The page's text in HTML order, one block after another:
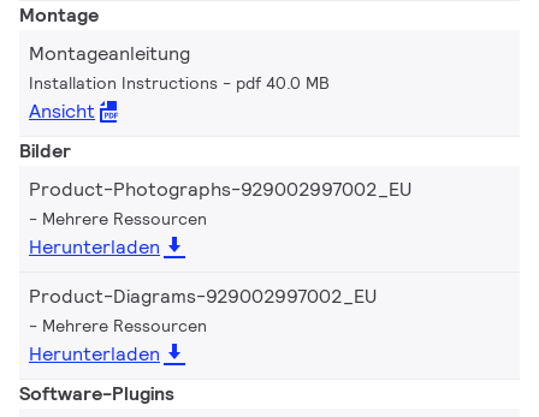
Montage
Montageanleitung
Installation Instructions pdf 40.0 MB
Ansicht
Bilder
Product-Photographs-929002997002_EU
Mehrere Ressourcen
Herunterladen
Product-Diagrams-929002997002_EU
Mehrere Ressourcen
Herunterladen
Software-Plugins